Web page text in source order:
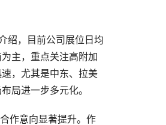
绍，目前公司展位日均
主，重点关注高附加
，尤其是中东、拉美
局进一步多元化。
作意向显著提升。作